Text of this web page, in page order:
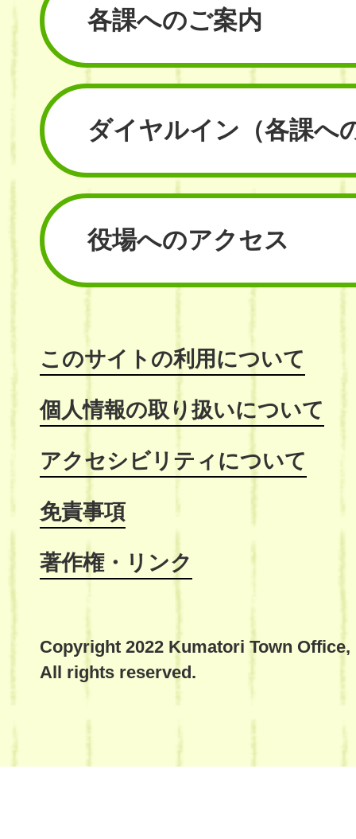
各課へのご案内
ダイヤルイン （各課へ
役場へのアクセス
このサイトの利用について
個人情報の取り扱いについて
アクセシビリティについて
免責事項
著作権・リンク
Copyright 2022 Kumatori Town Office,
All rights reserved.